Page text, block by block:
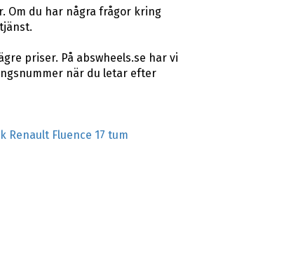
Om du har några frågor kring
priser. På abswheels.se har vi
när du letar efter
Renault Fluence 17 tum